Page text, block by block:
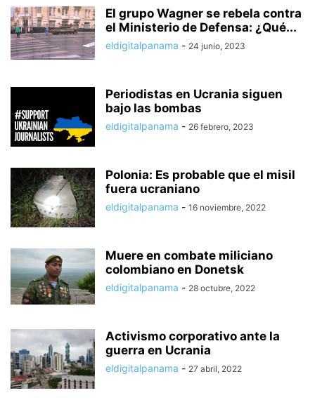
El grupo Wagner se rebela contra
el Ministerio de Defensa: ¿Qué...
eldigitalpanama - 24 junio, 2023
Periodistas en Ucrania siguen
bajo las bombas
eldigitalpanama - 26 febrero, 2023
Polonia: Es probable que el misil
fuera ucraniano
eldigitalpanama - 16 noviembre, 2022
Muere en combate miliciano
colombiano en Donetsk
eldigitalpanama - 28 octubre, 2022
Activismo corporativo ante la
guerra en Ucrania
eldigitalpanama - 27 abril, 2022